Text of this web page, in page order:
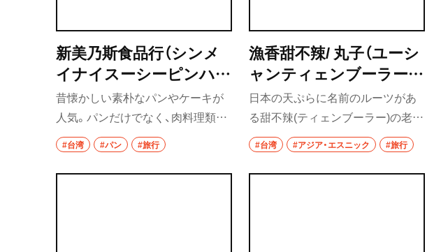
埼玉県
草加・越谷・春日部
草加
テイクアウト
野菜料理
海鮮
鍋
新美乃斯食品行（シンメ
イナイスーシーピンハ
ン）
昔懐かしい素朴なパンやケーキが
人気。パンだけでなく、肉料理類も
充実している。
#台湾 #パン #旅行
漁香甜不辣/ 丸子（ユーシ
ャンティェンブーラーワ
ンズー）
日本の天ぷらに名前のルーツがあ
る甜不辣(ティェンブーラー)の老
舗。魚の練り物を揚げた、新鮮な甜
不辣を味わえる。
#台湾 #アジア・エスニック #旅行